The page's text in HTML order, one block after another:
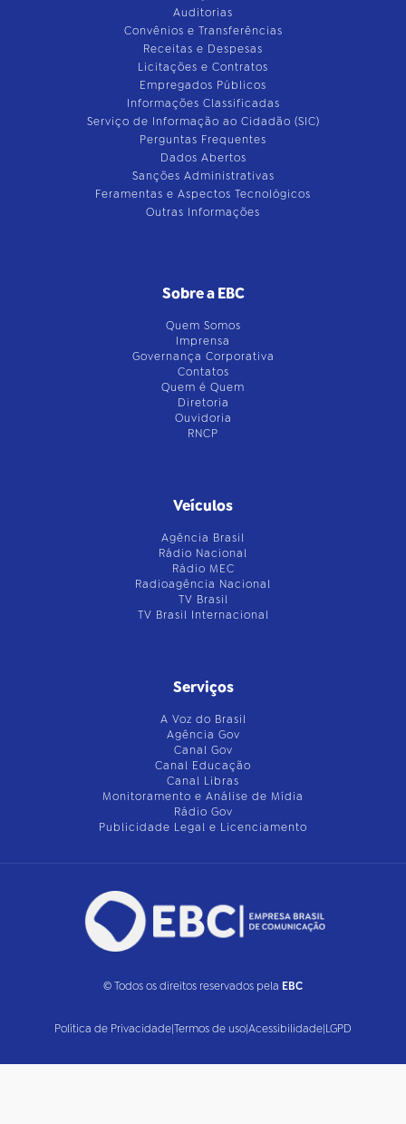
Auditorias
Convênios e Transferências
Receitas e Despesas
Licitações e Contratos
Empregados Públicos
Informações Classificadas
Serviço de Informação ao Cidadão (SIC)
Perguntas Frequentes
Dados Abertos
Sanções Administrativas
Feramentas e Aspectos Tecnológicos
Outras Informações
Sobre a EBC
Quem Somos
Imprensa
Governança Corporativa
Contatos
Quem é Quem
Diretoria
Ouvidoria
RNCP
Veículos
Agência Brasil
Rádio Nacional
Rádio MEC
Radioagência Nacional
TV Brasil
TV Brasil Internacional
Serviços
A Voz do Brasil
Agência Gov
Canal Gov
Canal Educação
Canal Libras
Monitoramento e Análise de Mídia
Rádio Gov
Publicidade Legal e Licenciamento
© Todos os direitos reservados pela EBC
Política de Privacidade|Termos de uso|Acessibilidade|LGPD